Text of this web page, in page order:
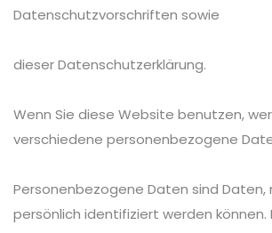
Datenschutzvorschriften sowie
dieser Datenschutzerklärung.
Wenn Sie diese Website benutzen,
verschiedene personenbezogene
Personenbezogene Daten sind Daten,
persönlich identifiziert werden können.